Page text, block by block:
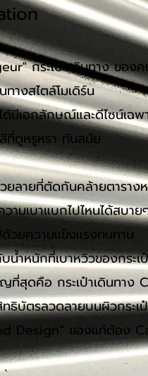
tion
r" กระเป๋าเดินทาง ของ
ทางสไตล์โมเดิร์น
มีเอกลักษณ์และดีไซน์เฉพ
ที่ดูหรูหรา ทันสมัย
ยลายที่ตัดกันคล้ายตาราง
ามเบาแบกไปไหนได้สบาย
วยความแข็งแรงทนทาน
น้ำหนักที่เบาหวิวของกระเ
ที่สุดคือ กระเป๋าเดินทาง
ธิบัตรลวดลายบนผิวกระเ
Design” ของแท้ต้อง